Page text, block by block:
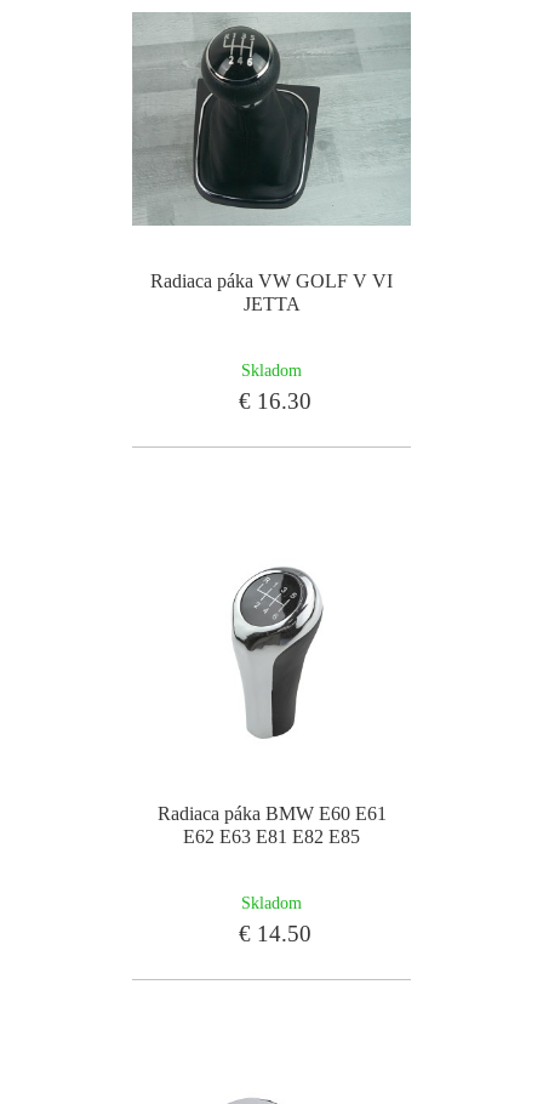
Radiaca páka VW GOLF V VI
JETTA
Skladom
€ 16.30
Radiaca páka BMW E60 E61
E62 E63 E81 E82 E85
Skladom
€ 14.50